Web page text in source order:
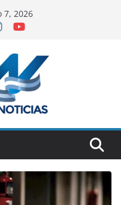
7, 2026